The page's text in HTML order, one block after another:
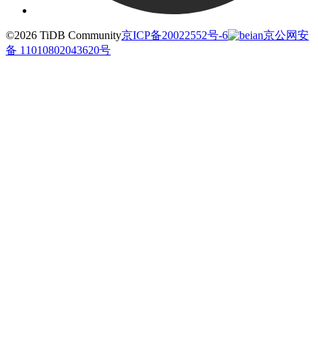
©2026 TiDB Community京ICP备20022552号-6
京公网安
备 11010802043620号